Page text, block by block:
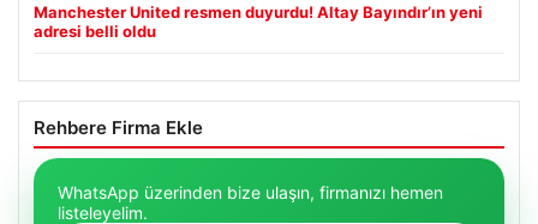
Manchester United resmen duyurdu! Altay Bayındır’ın yeni
adresi belli oldu
Rehbere Firma Ekle
WhatsApp üzerinden bize ulaşın, firmanızı hemen
listeleyelim.